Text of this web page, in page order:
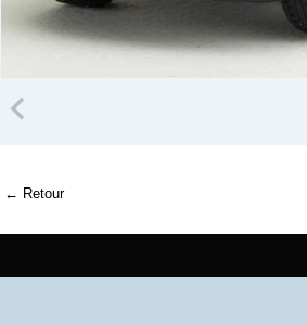
Retour